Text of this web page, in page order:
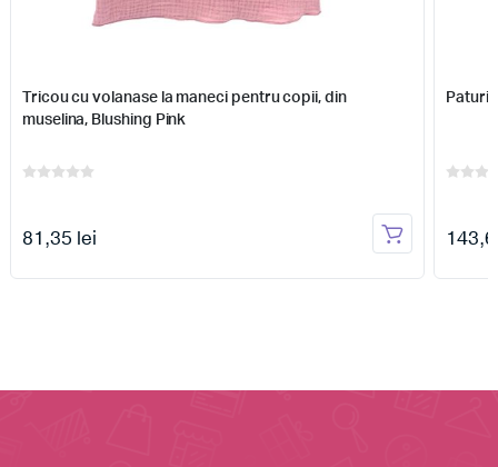
Tricou cu volanase la maneci pentru copii, din
muselina, Blushing Pink
81,35 lei